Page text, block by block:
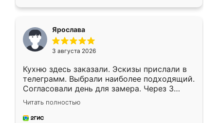
Ярослава
3 августа 2026
Кухню здесь заказали. Эскизы прислали в
телеграмм. Выбрали наиболее подходящий.
Согласовали день для замера. Через 3
недели кухня была уже готова. Остались
довольны работой. Спасибо Ренессанс
мебель за качественную работу!
Читать полностью